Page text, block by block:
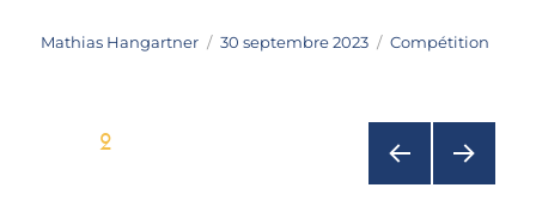
Auteur
Mathias Hangartner
Publié
30 septembre 2023 Catégories
Compétition
Pagination
PAGE2